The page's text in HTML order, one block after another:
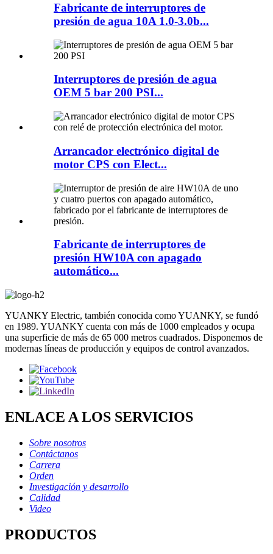
Fabricante de interruptores de
presión de agua 10A 1.0-3.0b...
Interruptores de presión de agua
OEM 5 bar 200 PSI...
Arrancador electrónico digital de
motor CPS con Elect...
Fabricante de interruptores de
presión HW10A con apagado
automático...
YUANKY Electric, también conocida como YUANKY, se fundó
en 1989. YUANKY cuenta con más de 1000 empleados y ocupa
una superficie de más de 65 000 metros cuadrados. Disponemos de
modernas líneas de producción y equipos de control avanzados.
ENLACE A LOS SERVICIOS
Sobre nosotros
Contáctanos
Carrera
Orden
Investigación y desarrollo
Calidad
Video
PRODUCTOS